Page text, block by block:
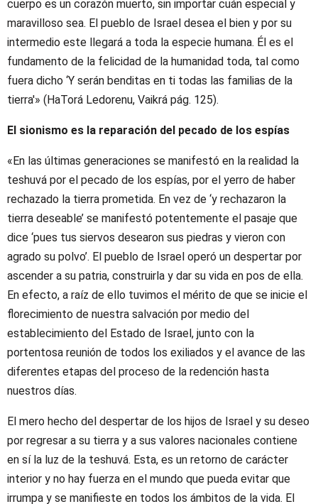
cuerpo es un corazón muerto, sin importar cuán especial y
maravilloso sea. El pueblo de Israel desea el bien y por su
intermedio este llegará a toda la especie humana. Él es el
fundamento de la felicidad de la humanidad toda, tal como
fuera dicho ‘Y serán benditas en ti todas las familias de la
tierra'» (HaTorá Ledorenu, Vaikrá pág. 125).
El sionismo es la reparación del pecado de los espías
«En las últimas generaciones se manifestó en la realidad la
teshuvá por el pecado de los espías, por el yerro de haber
rechazado la tierra prometida. En vez de ‘y rechazaron la
tierra deseable’ se manifestó potentemente el pasaje que
dice ‘pues tus siervos desearon sus piedras y vieron con
agrado su polvo’. El pueblo de Israel operó un despertar por
ascender a su patria, construirla y dar su vida en pos de ella.
En efecto, a raíz de ello tuvimos el mérito de que se inicie el
florecimiento de nuestra salvación por medio del
establecimiento del Estado de Israel, junto con la
portentosa reunión de todos los exiliados y el avance de las
diferentes etapas del proceso de la redención hasta
nuestros días.
El mero hecho del despertar de los hijos de Israel y su deseo
por regresar a su tierra y a sus valores nacionales contiene
en sí la luz de la teshuvá. Esta, es un retorno de carácter
interior y no hay fuerza en el mundo que pueda evitar que
irrumpa y se manifieste en todos los ámbitos de la vida. El